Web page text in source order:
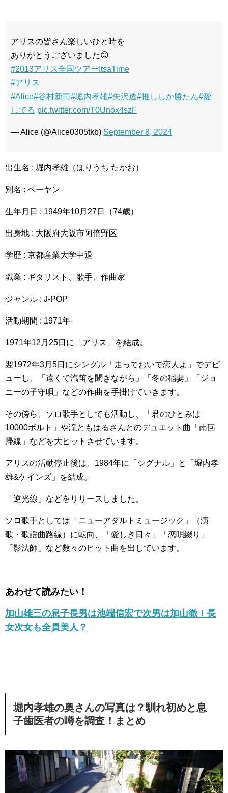
アリスの皆さん楽しいひと時を
ありがとうございました😊
#2013アリス全国ツアーItsaTime
#アリス
#Alice#谷村新司 #堀内孝雄#矢沢透#推ししか勝たん#愛
してる pic.twitter.com/T0Unox4szF
— Alice (@Alice0305tkb) September 8, 2024
出生名 : 堀内孝雄（ほりうち たかお）
別名 : ベーヤン
生年月日 : 1949年10月27日（74歳）
出身地 : 大阪府大阪市阿倍野区
学歴 : 京都産業大学中退
職業 : ギタリスト、歌手、作曲家
ジャンル : J-POP
活動期間 : 1971年-
1971年12月25日に「アリス」を結成。
翌1972年3月5日にシングル「走っておいで恋人よ」でデビ
ューし、「遠くで汽笛を聞きながら」「冬の稲妻」「ジョ
ニーの子守唄」などの作曲を手掛けていきます。
その傍ら、ソロ歌手としても活動し、「君のひとみは
10000ボルト」や滝ともはるさんとのデュエット曲「南回
帰線」などを大ヒットさせています。
アリスの活動停止後は、1984年に「シグナル」と「堀内孝
雄&ケインズ」を結成。
「逆光線」などをリリースしました。
ソロ歌手としては「ニューアダルトミュージック」（演
歌・歌謡曲路線）に転向、「愛しき日々」「恋唄綴り」
「影法師」など数々のヒット曲を出しています。
あわせて読みたい！
加山雄三の息子長男は池端信宏で次男は加山徹！長
女次女も全員美人？
堀内孝雄の奥さんの写真は？馴れ初めと息
子歯医者の噂を調査！まとめ